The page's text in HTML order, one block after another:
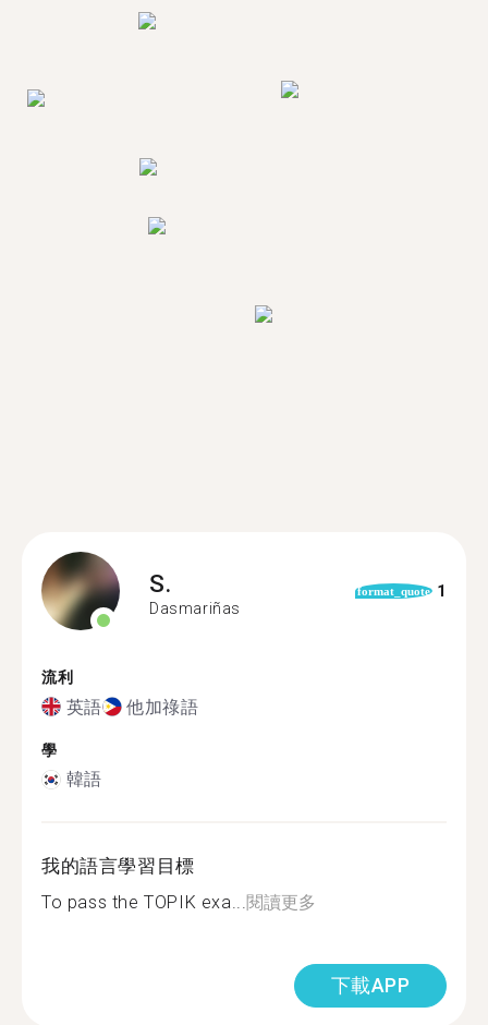
S.
Dasmariñas
format_quote 1
流利
英語 他加祿語
學
韓語
我的語言學習目標
To pass the TOPIK exa...閱讀更多
下載APP